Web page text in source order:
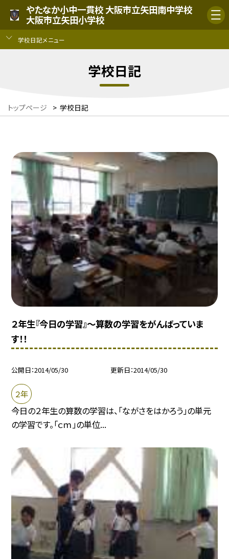
やたなか小中一貫校 大阪市立矢田南中学校
大阪市立矢田小学校
学校日記メニュー
学校日記
トップページ > 学校日記
２年生『今日の学習』〜算数の学習をがんばっていま
す！！
公開日 2014/05/30 更新日 2014/05/30
２年
今日の２年生の算数の学習は、「ながさをはかろう」の単元
の学習です。「ｃｍ」の単位...